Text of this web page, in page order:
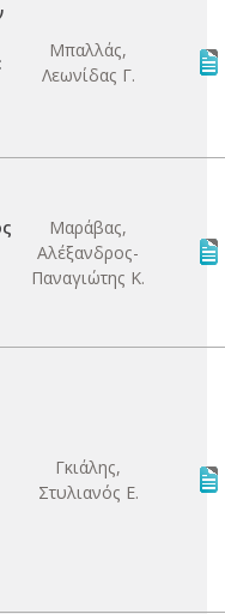
Μπαλλάς,
Λεωνίδας Γ.
Μαράβας,
Αλέξανδρος-
Παναγιώτης Κ.
Γκιάλης,
Στυλιανός Ε.